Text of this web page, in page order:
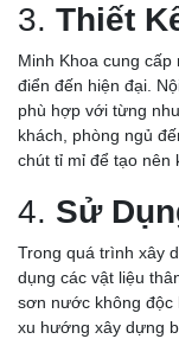
3. Thiết
Minh Khoa cung
điển đến hiện đại.
phù hợp với từng
khách, phòng ngủ
chút tỉ mỉ để tạo nên
4. Sử
Trong quá trình xây
dụng các vật liệu
sơn nước không độc
xu hướng xây dựng